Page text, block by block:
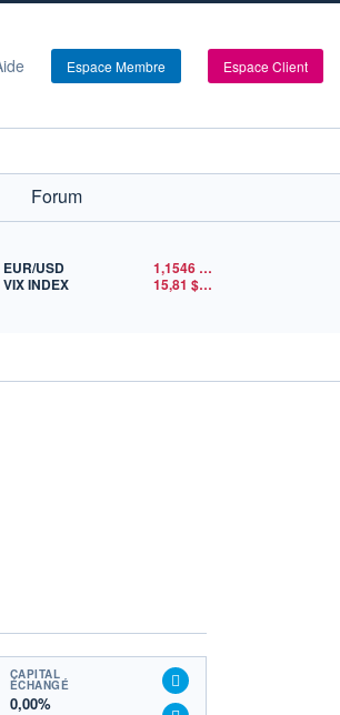
Espace Membre Espace Client
Forum
EUR/USD 1,1546
VIX INDEX
15,81 $US
CAPITAL
ÉCHANGÉ
0,00%